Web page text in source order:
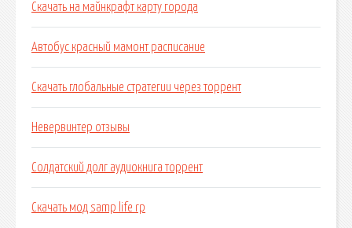
Скачать на майнкрафт карту города
Автобус красный мамонт расписание
Скачать глобальные стратегии через торрент
Невервинтер отзывы
Солдатский долг аудиокнига торрент
Скачать мод samp life rp